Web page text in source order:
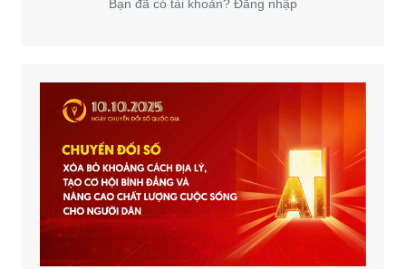
Bạn đã có tài khoản? Đăng nhập